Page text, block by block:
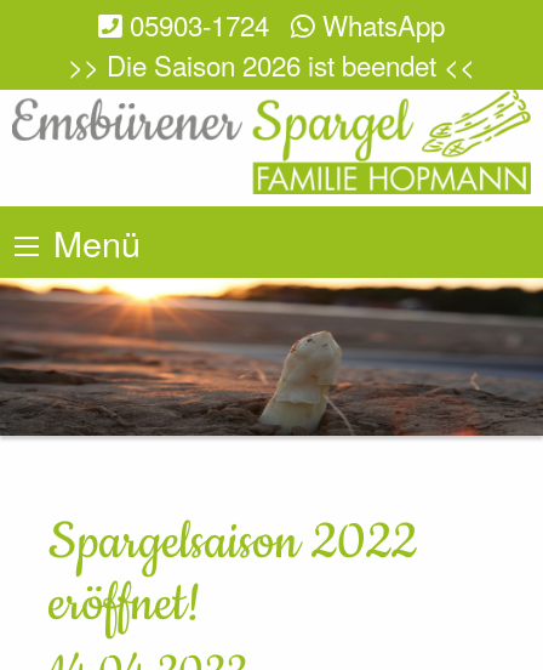
05903-1724
WhatsApp
>> Die Saison 2026 ist beendet <<
Menü
Spargelsaison 2022
eröffnet!